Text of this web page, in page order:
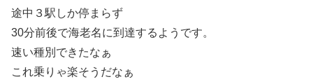
途中３駅しか停まらず
30分前後で海老名に到達するようです。
速い種別できたなぁ
これ乗りゃ楽そうだなぁ